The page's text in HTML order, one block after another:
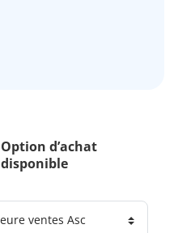
Option d’achat
disponible